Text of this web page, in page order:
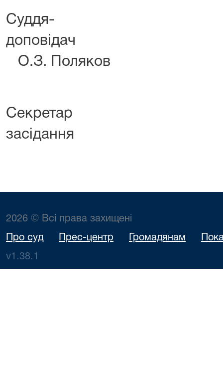
Суддя-
О.З. Поляков
Секретар
засідання
2026 © Всі права захищені
Про суд Прес-центр Громадянам
v1.38.1